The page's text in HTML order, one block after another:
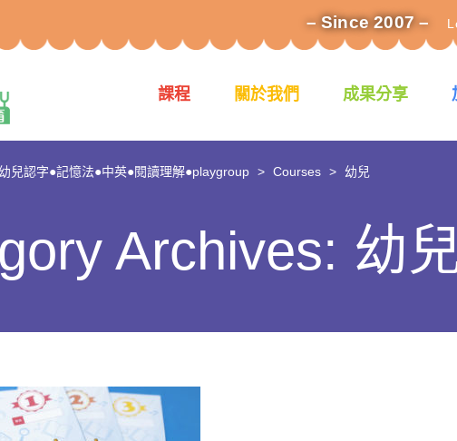
– Since 2007 –
課程 關於我們 成果分享
兒認字●記憶法●中英●閱讀理解●playgroup > Courses > 幼兒
Archives: 幼